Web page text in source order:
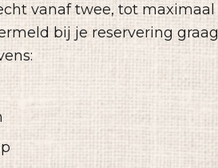
vanaf twee, tot maximaal
bij je reservering graag